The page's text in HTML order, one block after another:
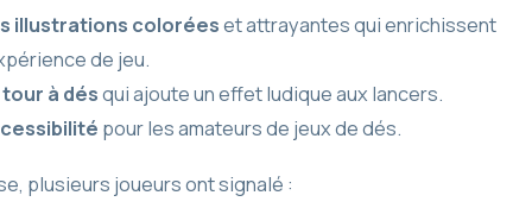
illustrations coloréeset attrayantes qui enrichissent
de jeu.
à désqui ajoute un effet ludique aux lancers.
pour les amateurs de jeux de dés.
plusieurs joueurs ont signalé :